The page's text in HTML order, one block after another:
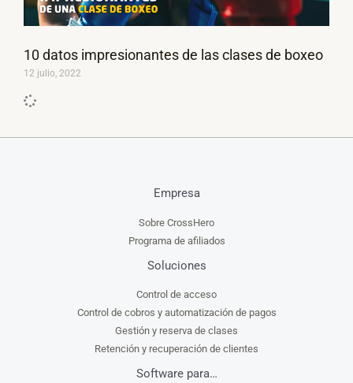
10 datos impresionantes de las clases de boxeo
12 julio, 2022
Empresa
Sobre CrossHero
Programa de afiliados
Soluciones
Control de acceso
Control de cobros y automatización de pagos
Gestión y reserva de clases
Retención y recuperación de clientes
Software para…